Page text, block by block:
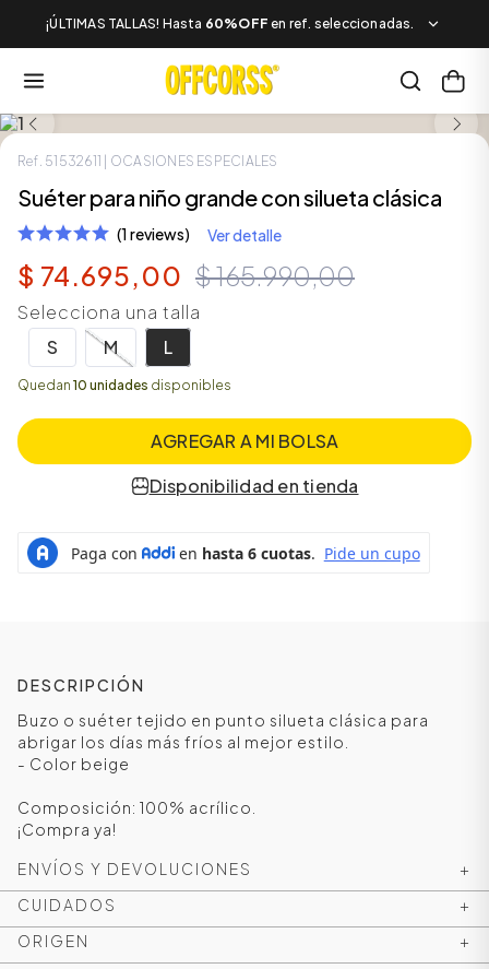
¡ÚLTIMAS TALLAS! Hasta 60%OFF en ref. seleccionadas.
Ref. 51532611 | OCASIONES ESPECIALES
Suéter para niño grande con silueta clásica
(1 reviews) Ver detalle
$ 74.695,00 $165.990,00
Selecciona una talla
S
M L
Quedan 10 unidades disponibles
AGREGAR A MI BOLSA
Disponibilidad en tienda
DESCRIPCIÓN
Buzo o suéter tejido en punto silueta clásica para
abrigar los días más fríos al mejor estilo.
- Color beige
Composición: 100% acrílico.
¡Compra ya!
ENVÍOS Y DEVOLUCIONES
+
CUIDADOS
+
ORIGEN
+